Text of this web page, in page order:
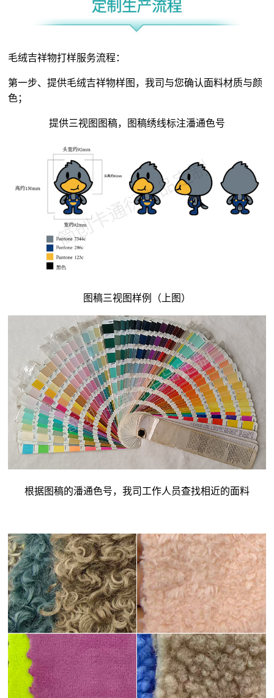
毛绒吉祥物打样服务流程：
第一步、提供毛绒吉祥物样图，我司与您确认面料材质与颜
色；
提供三视图图稿，图稿绣线标注潘通色号
图稿三视图样例（上图）
根据图稿的潘通色号，我司工作人员查找相近的面料